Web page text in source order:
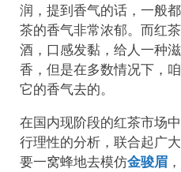
润，提到香气的话，一般
茶的香气非常浓郁。而红
酒，口感发黏，给人一种
香，但是在多数情况下，
它的香气去的。
在国内现阶段的红茶市场
行理性的分析，联合起广
要一窝蜂地去模仿金骏眉